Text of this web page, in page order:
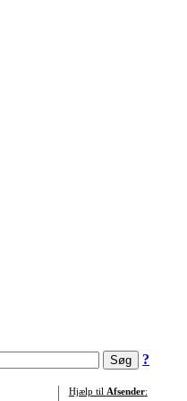
?
Hjælp til Afsender: